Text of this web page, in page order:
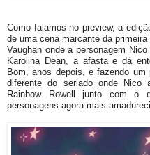
Como falamos no preview, a
de uma cena marcante da
Vaughan onde a personagem
Karolina Dean, a afasta e dá
Bom, anos depois, e fazendo
diferente do seriado onde
Rainbow Rowell junto com o
personagens agora mais